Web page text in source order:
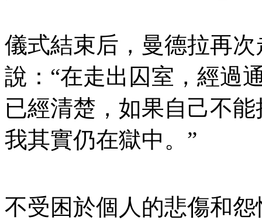
儀式結束后，曼德拉再
說：“在走出囚室，經過
已經清楚，如果自己不
我其實仍在獄中。”
不受困於個人的悲傷和